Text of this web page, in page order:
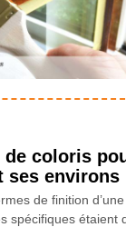
de coloris
ses environs
de finition
spécifiques étaient